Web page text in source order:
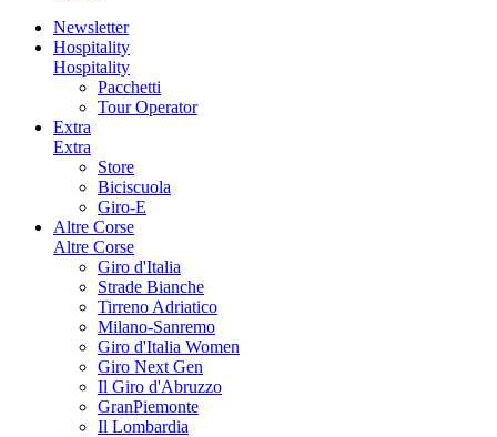
Newsletter
Hospitality
Hospitality
Pacchetti
Tour Operator
Extra
Extra
Store
Biciscuola
Giro-E
Altre Corse
Altre Corse
Giro d'Italia
Strade Bianche
Tirreno Adriatico
Milano-Sanremo
Giro d'Italia Women
Giro Next Gen
Il Giro d'Abruzzo
GranPiemonte
Il Lombardia